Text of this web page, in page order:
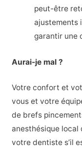
peut-être
ajustements
garantir une
Aurai-je mal ?
Votre confort et
vous et votre
de brefs
anesthésique local
votre dentiste s’il